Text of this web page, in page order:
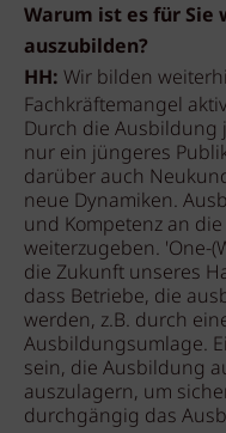
Warum ist es für
auszubilden?
HH: Wir bilden
Fachkräftemangel
Durch die Ausbildung
nur ein jüngeres
darüber auch
neue Dynamiken.
und Kompetenz an
weiterzugeben. 'One-
die Zukunft unseres
dass Betriebe, die
werden, z.B. durch
Ausbildungsumlage.
sein, die Ausbildung
auszulagern, um
durchgängig das